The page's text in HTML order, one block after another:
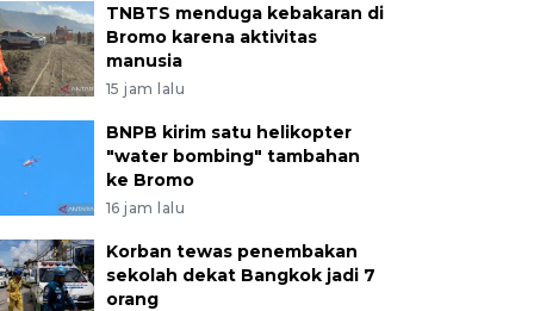
TNBTS menduga kebakaran di
Bromo karena aktivitas
manusia
15 jam lalu
BNPB kirim satu helikopter
"water bombing" tambahan
ke Bromo
16 jam lalu
Korban tewas penembakan
sekolah dekat Bangkok jadi 7
orang